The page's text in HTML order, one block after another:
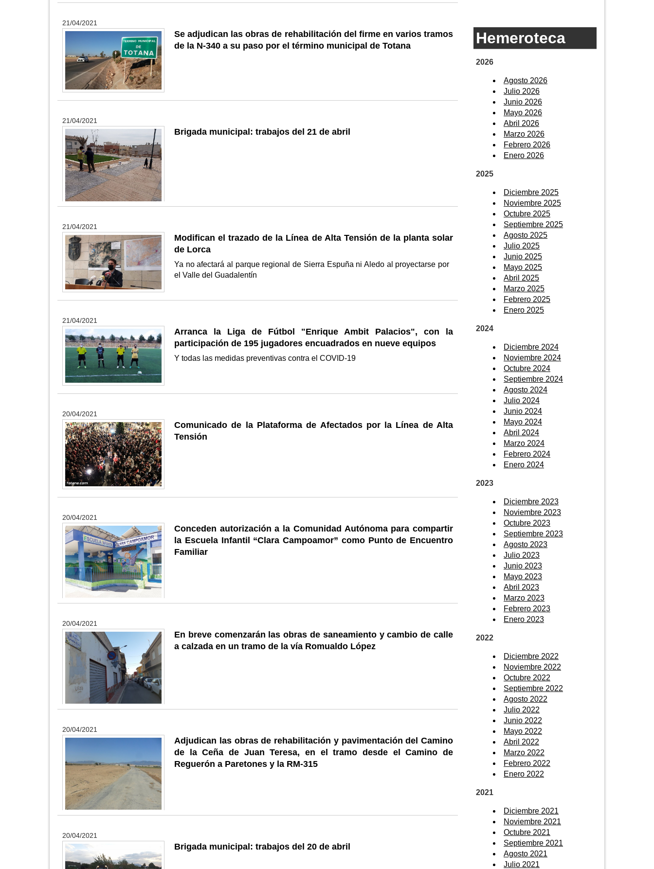
21/04/2021
Se adjudican las obras de rehabilitación del firme en varios tramos
de la N-340 a su paso por el término municipal de Totana
21/04/2021
Brigada municipal: trabajos del 21 de abril
21/04/2021
Modifican el trazado de la Línea de Alta Tensión de la planta solar
de Lorca
Ya no afectará al parque regional de Sierra Espuña ni Aledo al proyectarse por
el Valle del Guadalentín
21/04/2021
Arranca la Liga de Fútbol "Enrique Ambit Palacios", con la
participación de 195 jugadores encuadrados en nueve equipos
Y todas las medidas preventivas contra el COVID-19
20/04/2021
Comunicado de la Plataforma de Afectados por la Línea de Alta
Tensión
20/04/2021
Conceden autorización a la Comunidad Autónoma para compartir
la Escuela Infantil “Clara Campoamor” como Punto de Encuentro
Familiar
20/04/2021
En breve comenzarán las obras de saneamiento y cambio de calle
a calzada en un tramo de la vía Romualdo López
20/04/2021
Adjudican las obras de rehabilitación y pavimentación del Camino
de la Ceña de Juan Teresa, en el tramo desde el Camino de
Reguerón a Paretones y la RM-315
20/04/2021
Brigada municipal: trabajos del 20 de abril
Hemeroteca
2026
Agosto 2026
Julio 2026
Junio 2026
Mayo 2026
Abril 2026
Marzo 2026
Febrero 2026
Enero 2026
2025
Diciembre 2025
Noviembre 2025
Octubre 2025
Septiembre 2025
Agosto 2025
Julio 2025
Junio 2025
Mayo 2025
Abril 2025
Marzo 2025
Febrero 2025
Enero 2025
2024
Diciembre 2024
Noviembre 2024
Octubre 2024
Septiembre 2024
Agosto 2024
Julio 2024
Junio 2024
Mayo 2024
Abril 2024
Marzo 2024
Febrero 2024
Enero 2024
2023
Diciembre 2023
Noviembre 2023
Octubre 2023
Septiembre 2023
Agosto 2023
Julio 2023
Junio 2023
Mayo 2023
Abril 2023
Marzo 2023
Febrero 2023
Enero 2023
2022
Diciembre 2022
Noviembre 2022
Octubre 2022
Septiembre 2022
Agosto 2022
Julio 2022
Junio 2022
Mayo 2022
Abril 2022
Marzo 2022
Febrero 2022
Enero 2022
2021
Diciembre 2021
Noviembre 2021
Octubre 2021
Septiembre 2021
Agosto 2021
Julio 2021